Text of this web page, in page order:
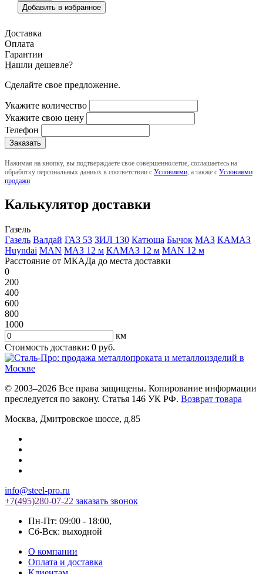
Добавить в избранное
Доставка
Оплата
Гарантии
Нашли дешевле?
Сделайте свое предложение.
Укажите количество
Укажите свою цену
Телефон
Нажимая на кнопку, вы подтверждаете свое совершеннолетие, соглашаетесь на
обработку персональных данных в соответствии с Условиями , а также с Условиями
продажи
Калькулятор доставки
Газель
Газель Валдай ГАЗ 53 ЗИЛ 130 Катюша Бычок МАЗ КАМАЗ
Huyndai MAN МАЗ 12 м КАМАЗ 12 м MAN 12 м
Расстояние от МКАДа до места доставки
0
200
400
600
800
1000
км
Стоимость доставки: 0 руб.
© 2003–2026 Все права защищены. Копирование информации
преследуется по закону. Статья 146 УК РФ. Возврат товара
Москва, Дмитровское шоссе, д.85
info@steel-pro.ru
+7(495)280-07-22 заказать звонок
Пн-Пт: 09:00 - 18:00,
Cб-Вск: выходной
О компании
Оплата и доставка